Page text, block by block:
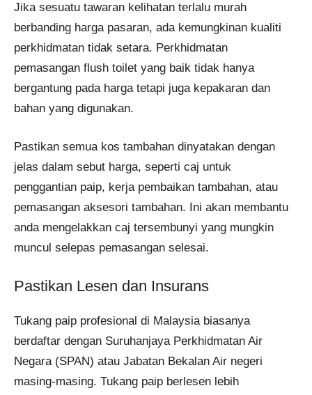
Jika sesuatu tawaran kelihatan terlalu murah
berbanding harga pasaran, ada kemungkinan kualiti
perkhidmatan tidak setara. Perkhidmatan
pemasangan flush toilet yang baik tidak hanya
bergantung pada harga tetapi juga kepakaran dan
bahan yang digunakan.
Pastikan semua kos tambahan dinyatakan dengan
jelas dalam sebut harga, seperti caj untuk
penggantian paip, kerja pembaikan tambahan, atau
pemasangan aksesori tambahan. Ini akan membantu
anda mengelakkan caj tersembunyi yang mungkin
muncul selepas pemasangan selesai.
Pastikan Lesen dan Insurans
Tukang paip profesional di Malaysia biasanya
berdaftar dengan Suruhanjaya Perkhidmatan Air
Negara (SPAN) atau Jabatan Bekalan Air negeri
masing-masing. Tukang paip berlesen lebih